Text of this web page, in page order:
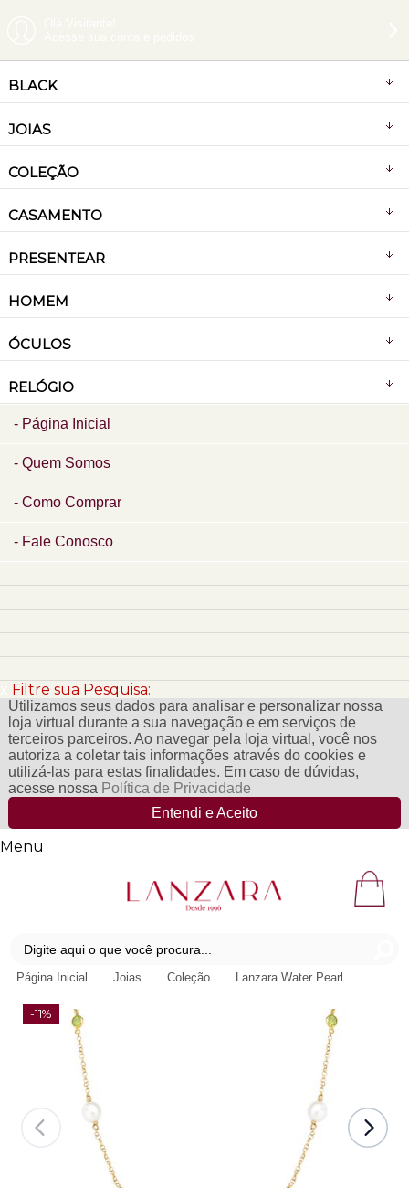
BLACK
JOIAS
COLEÇÃO
CASAMENTO
PRESENTEAR
HOMEM
ÓCULOS
RELÓGIO
Página Inicial
Quem Somos
Como Comprar
Fale Conosco
Filtre sua Pesquisa:
Utilizamos seus dados para analisar e personalizar nossa
loja virtual durante a sua navegação e em serviços de
terceiros parceiros. Ao navegar pela loja virtual, você nos
autoriza a coletar tais informações através do cookies e
utilizá-las para estas finalidades. Em caso de dúvidas,
acesse nossa Política de Privacidade
Entendi e Aceito
Menu
Página Inicial Joias Coleção Lanzara Water Pearl
-11%